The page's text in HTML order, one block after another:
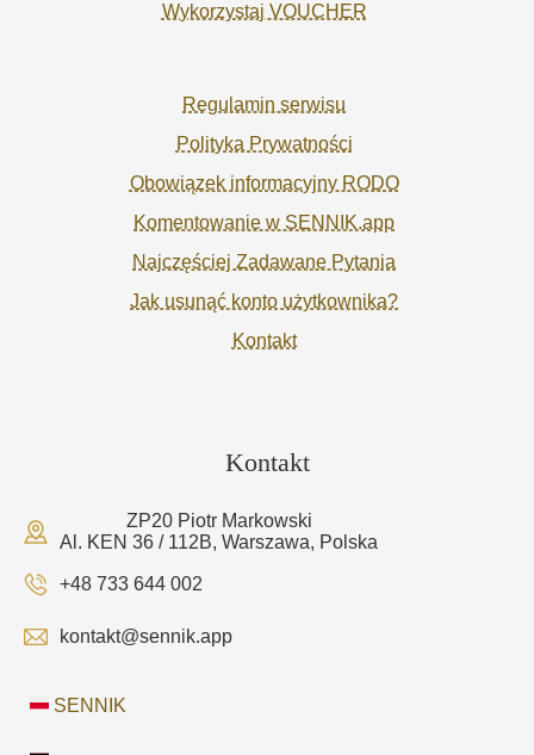
Wykorzystaj VOUCHER
Regulamin serwisu
Polityka Prywatności
Obowiązek informacyjny RODO
Komentowanie w SENNIK.app
Najczęściej Zadawane Pytania
Jak usunąć konto użytkownika?
Kontakt
Kontakt
ZP20 Piotr Markowski
Al. KEN 36 / 112B, Warszawa, Polska
+48 733 644 002
kontakt@sennik.app
SENNIK